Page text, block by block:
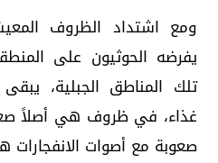
ومع اشتداد الظروف
يفرضه الحوثيون على
تلك المناطق الجبلية،
غذاء، في ظروف هي أصلاً
صعوبة مع أصوات الانفجارات